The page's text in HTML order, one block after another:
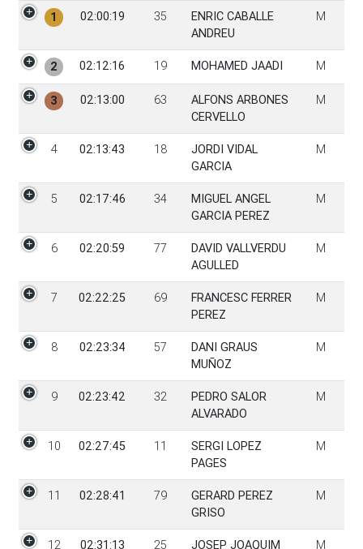
PGen
Tiempo Dorsal Participante Sexo
1 02:00:19 35
ENRIC CABALLE
ANDREU
M
2 02:12:16 19 MOHAMED JAADI M
3 02:13:00 63
ALFONS ARBONES
CERVELLO
M
4 02:13:43 18
JORDI VIDAL
GARCIA
M
5 02:17:46 34
MIGUEL ANGEL
GARCIA PEREZ
M
6 02:20:59 77
DAVID VALLVERDU
AGULLED
M
7 02:22:25 69
FRANCESC FERRER
PEREZ
M
8 02:23:34 57
DANI GRAUS
MUÑOZ
M
9 02:23:42 32
PEDRO SALOR
ALVARADO
M
10 02:27:45 11
SERGI LOPEZ
PAGES
M
11 02:28:41 79
GERARD PEREZ
GRISO
M
12 02:31:13 25
JOSEP JOAQUIM
M